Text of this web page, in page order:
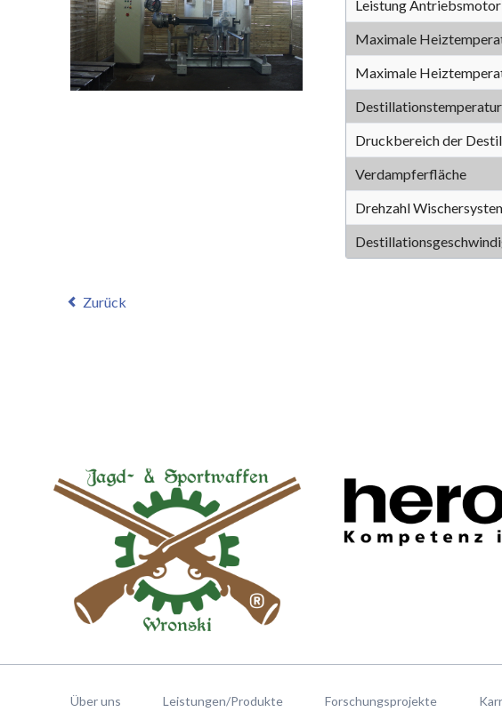
Leistung Antriebsmotor
Maximale
Maximale
Destillationstemperatur
Druckbereich der
Verdampferfläche
Drehzahl
Zurück
überspringen
Über uns Leistungen/Produkte Forschungsprojekte